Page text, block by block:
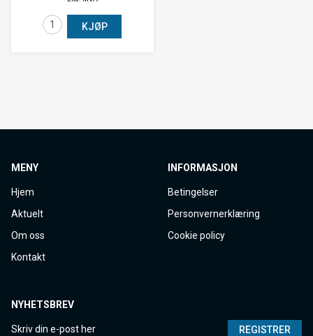
KJØP
MENY
Hjem
Aktuelt
Om oss
Kontakt
INFORMASJON
Betingelser
Personvernerklæring
Cookie policy
NYHETSBREV
REGISTRER